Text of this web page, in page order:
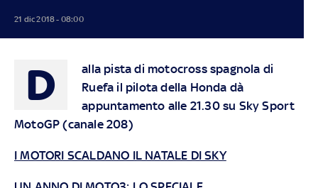
21 dic 2018 - 08:00
D
alla pista di motocross spagnola di
Ruefa il pilota della Honda dà
appuntamento alle 21.30 su Sky Sport
MotoGP (canale 208)
I MOTORI SCALDANO IL NATALE DI SKY